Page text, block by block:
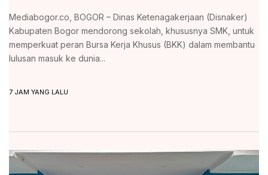
Mediabogor.co, BOGOR – Dinas Ketenagakerjaan (Disnaker)
Kabupaten Bogor mendorong sekolah, khususnya SMK, untuk
memperkuat peran Bursa Kerja Khusus (BKK) dalam membantu
lulusan masuk ke dunia...
7 JAM YANG LALU